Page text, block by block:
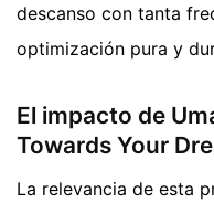
descanso con tanta
optimización pura y
El impacto de
Towards Your
La relevancia de esta